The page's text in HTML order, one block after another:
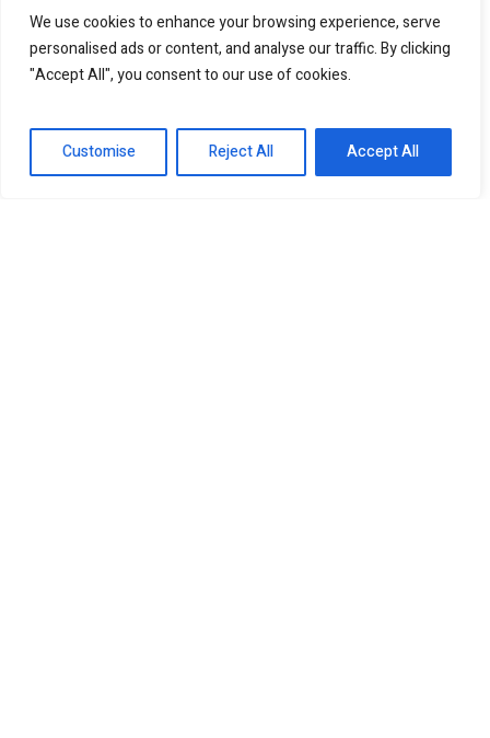
We use cookies to enhance your browsing experience, serve
personalised ads or content, and analyse our traffic. By clicking
"Accept All", you consent to our use of cookies.
Customise Reject All Accept All